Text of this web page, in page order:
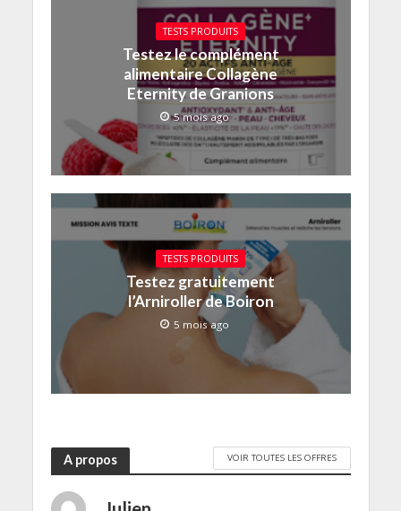
TESTS PRODUITS
Testez le complément
alimentaire Collagène
Eternity de Granions
5 mois ago
TESTS PRODUITS
Testez gratuitement
l’Arniroller de Boiron
5 mois ago
A propos VOIR TOUTES LES OFFRES